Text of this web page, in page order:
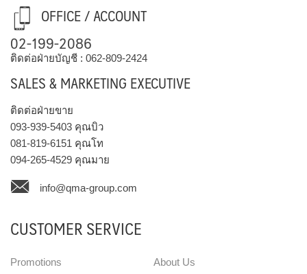
OFFICE / ACCOUNT
02-199-2086
ติดต่อฝ่ายบัญชี : 062-809-2424
SALES & MARKETING EXECUTIVE
ติดต่อฝ่ายขาย
093-939-5403 คุณบิว
081-819-6151 คุณโท
094-265-4529 คุณมาย
info@qma-group.com
CUSTOMER SERVICE
Promotions About Us